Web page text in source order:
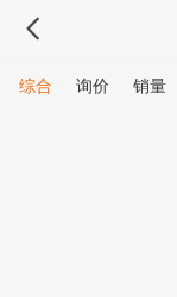
综合 询价 销量